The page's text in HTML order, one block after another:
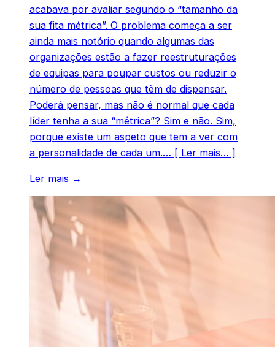
acabava por avaliar segundo o “tamanho da
sua fita métrica”. O problema começa a ser
ainda mais notório quando algumas das
organizações estão a fazer reestruturações
de equipas para poupar custos ou reduzir o
número de pessoas que têm de dispensar.
Poderá pensar, mas não é normal que cada
líder tenha a sua “métrica”? Sim e não. Sim,
porque existe um aspeto que tem a ver com
a personalidade de cada um.… [ Ler mais… ]
Ler mais →